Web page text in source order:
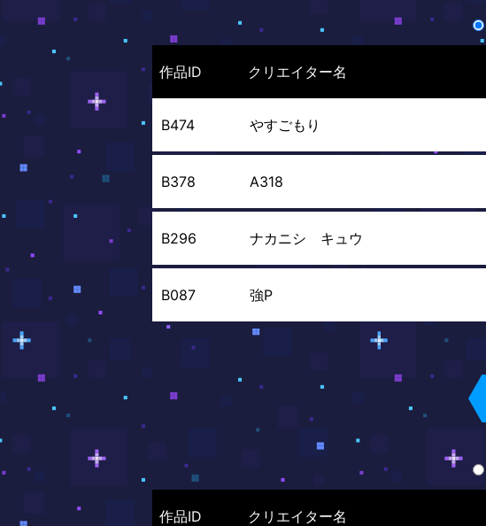
作品ID クリエイター名
B474 やすごもり
B378 A318
B296 ナカニシ キュウ
B087 強P
作品ID クリエイター名